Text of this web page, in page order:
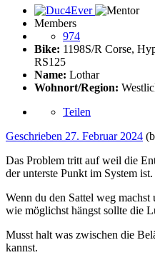
Members
974
Bike: 1198S/R Corse,
RS125
Name: Lothar
Wohnort/Region:
Teilen
Geschrieben 27. Februar 2024
Das Problem tritt auf weil die
der unterste Punkt im System ist.
Wenn du den Sattel weg
wie möglichst hängst sollte die
Musst halt was zwischen die
kannst.